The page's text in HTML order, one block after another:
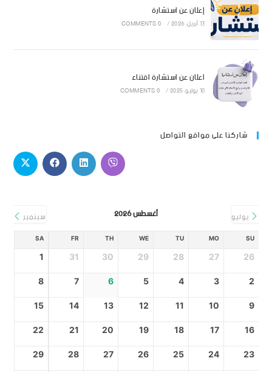
إعلان عن استشارة
13 أبريل، 2026 /
0 COMMENTS
اعلان عن استشارة اقتناء
10 يوليو، 2025 /
0 COMMENTS
شاركنا على مواقع التواصل
يوليو أغسطس 2026 سبتمبر
SU
MO
TU
WE
TH
FR
SA
26
27
28
29
30
31
1
2
3
4
5
6
7
8
9
10
11
12
13
14
15
16
17
18
19
20
21
22
23
24
25
26
27
28
29